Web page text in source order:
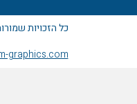
כל הזכויות
graphics.com